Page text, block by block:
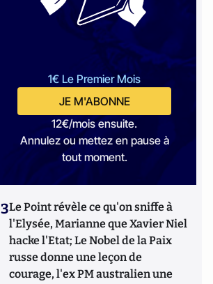
1€ Le Premier Mois
JE M'ABONNE
12€/mois ensuite.
Annulez ou mettez en pause à
tout moment.
3Le Point révèle ce qu'on sniffe à
l'Elysée, Marianne que Xavier Niel
hacke l'Etat; Le Nobel de la Paix
russe donne une leçon de
courage, l'ex PM australien une